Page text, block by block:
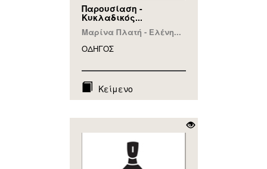
Παρουσίαση -
Κυκλαδικός...
Μαρίνα Πλατή - Ελένη...
ΟΔΗΓΟΣ
Κείμενο